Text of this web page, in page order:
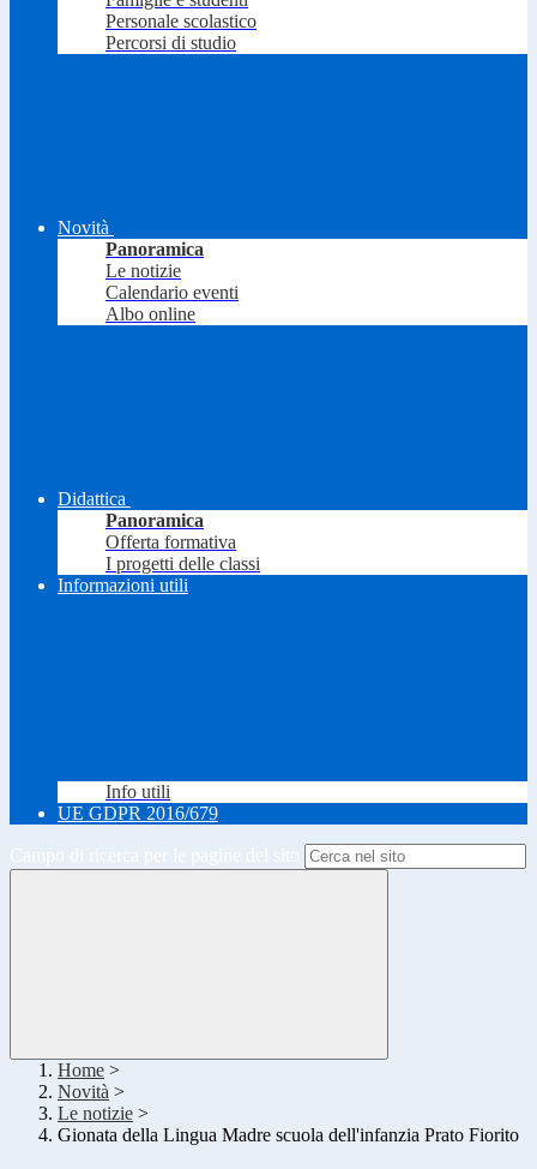
Personale scolastico
Percorsi di studio
Novità
Panoramica
Le notizie
Calendario eventi
Albo online
Didattica
Panoramica
Offerta formativa
I progetti delle classi
Informazioni utili
Info utili
UE GDPR 2016/679
Home >
Novità >
Le notizie >
Gionata della Lingua Madre scuola dell'infanzia Prato Fiorito